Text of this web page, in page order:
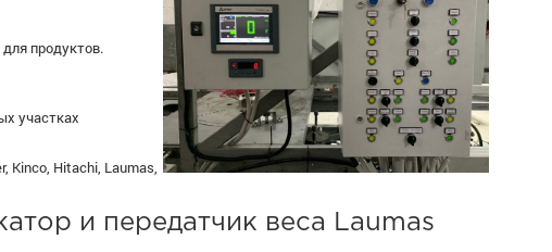
продуктов.
участках
Kinco, Hitachi, Laumas,
и передатчик веса Laumas